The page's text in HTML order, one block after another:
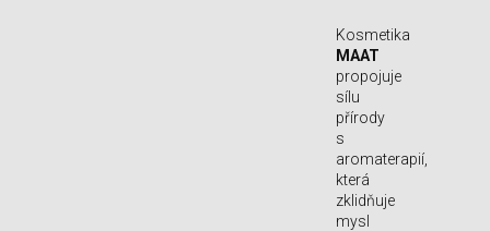
Kosmetika
MAAT
propojuje
sílu
přírody
s
aromaterapií,
která
zklidňuje
mysl